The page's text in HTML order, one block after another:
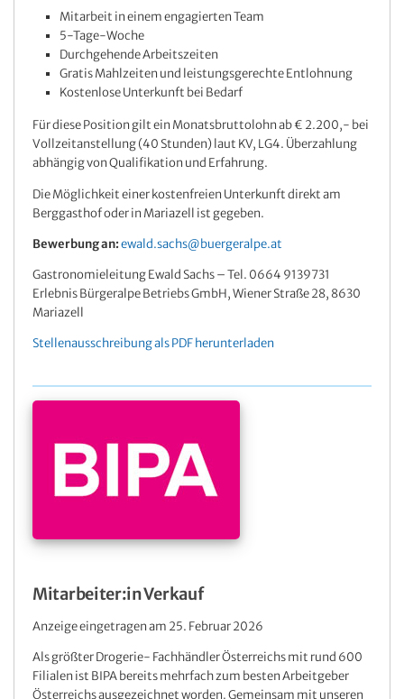
Mitarbeit in einem engagierten Team
5-Tage-Woche
Durchgehende Arbeitszeiten
Gratis Mahlzeiten und leistungsgerechte Entlohnung
Kostenlose Unterkunft bei Bedarf
Für diese Position gilt ein Monatsbruttolohn ab € 2.200,- bei
Vollzeitanstellung (40 Stunden) laut KV, LG4. Überzahlung
abhängig von Qualifikation und Erfahrung.
Die Möglichkeit einer kostenfreien Unterkunft direkt am
Berggasthof oder in Mariazell ist gegeben.
Bewerbung an:ewald.sachs@buergeralpe.at
Gastronomieleitung Ewald Sachs – Tel. 0664 9139731
Erlebnis Bürgeralpe Betriebs GmbH, Wiener Straße 28, 8630
Mariazell
Stellenausschreibung als PDF herunterladen
Mitarbeiter:in Verkauf
Anzeige eingetragen am 25. Februar 2026
Als größter Drogerie- Fachhändler Österreichs mit rund 600
Filialen ist BIPA bereits mehrfach zum besten Arbeitgeber
Österreichs ausgezeichnet worden. Gemeinsam mit unseren